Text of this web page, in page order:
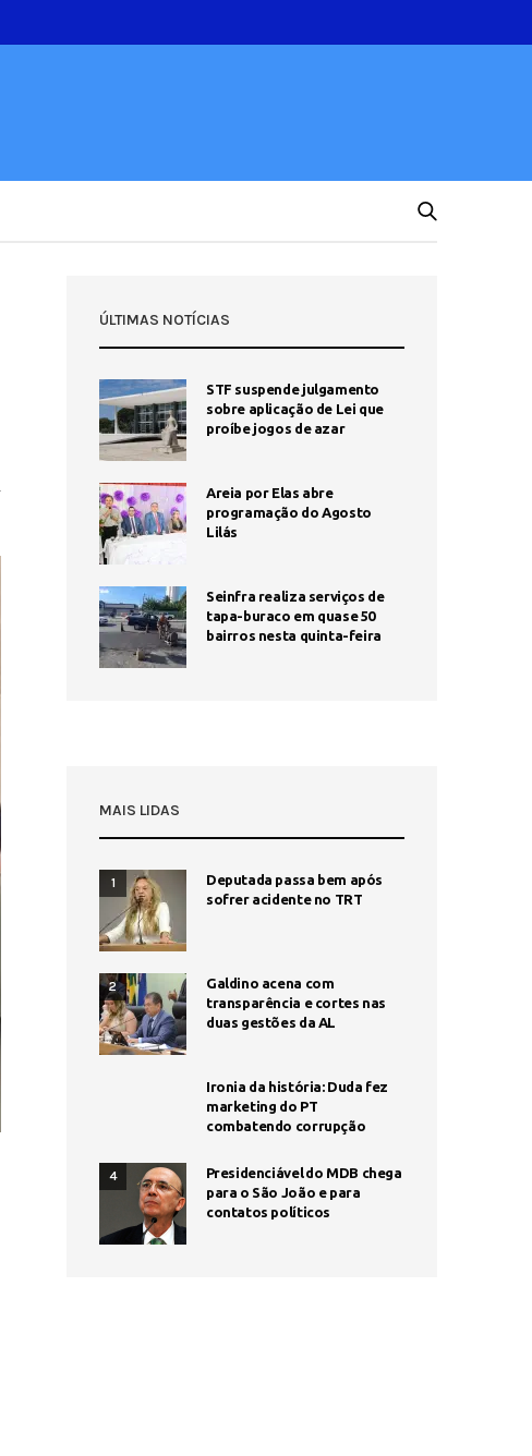
ÚLTIMAS NOTÍCIAS
STF suspende julgamento
sobre aplicação de Lei que
proíbe jogos de azar
Areia por Elas abre
programação do Agosto
Lilás
Seinfra realiza serviços de
tapa-buraco em quase 50
bairros nesta quinta-feira
MAIS LIDAS
1
Deputada passa bem após
sofrer acidente no TRT
2
Galdino acena com
transparência e cortes nas
duas gestões da AL
Ironia da história: Duda fez
marketing do PT
combatendo corrupção
4
Presidenciável do MDB chega
para o São João e para
contatos políticos